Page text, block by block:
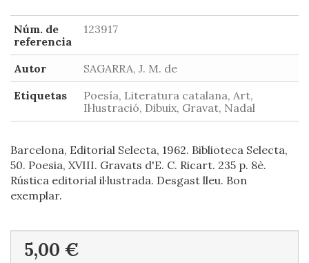
Núm. de
referencia
123917
Autor
SAGARRA, J. M. de
Etiquetas
Poesía, Literatura catalana, Art,
Il·lustració, Dibuix, Gravat, Nadal
Barcelona, Editorial Selecta, 1962. Biblioteca Selecta,
50. Poesia, XVIII. Gravats d'E. C. Ricart. 235 p. 8è.
Rústica editorial il·lustrada. Desgast lleu. Bon
exemplar.
5,00 €